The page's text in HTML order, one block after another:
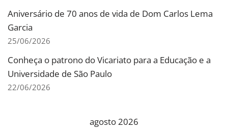
Aniversário de 70 anos de vida de Dom Carlos Lema
Garcia
25/06/2026
Conheça o patrono do Vicariato para a Educação e a
Universidade de São Paulo
22/06/2026
agosto 2026